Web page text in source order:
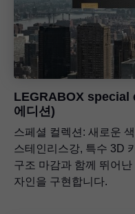
LEGRABOX special
에디션)
스페셜 컬렉션: 새로운
스테인리스강, 특수 3D
구조 마감과 함께 뛰어
자인을 구현합니다.